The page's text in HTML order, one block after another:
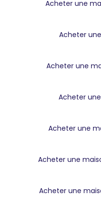
Acheter une
Acheter
Acheter une
Acheter
Acheter une
Acheter une
Acheter une